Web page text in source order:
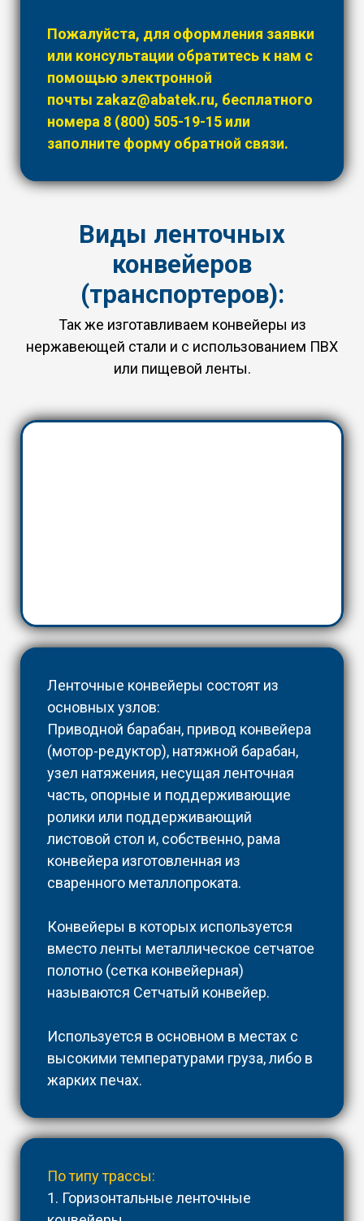
Пожалуйста, для оформления заявки
или консультации обратитесь к нам с
помощью электронной
почты zakaz@abatek.ru, бесплатного
номера 8 (800) 505-19-15 или
заполните форму обратной связи.
Виды ленточных
конвейеров
(транспортеров):
Так же изготавливаем конвейеры из
нержавеющей стали и с использованием ПВХ
или пищевой ленты.
Ленточные конвейеры состоят из
основных узлов:
Приводной барабан, привод конвейера
(мотор-редуктор), натяжной барабан,
узел натяжения, несущая ленточная
часть, опорные и поддерживающие
ролики или поддерживающий
листовой стол и, собственно, рама
конвейера изготовленная из
сваренного металлопроката.
Конвейеры в которых используется
вместо ленты металлическое сетчатое
полотно (сетка конвейерная)
называются Сетчатый конвейер.
Используется в основном в местах с
высокими температурами груза, либо в
жарких печах.
По типу трассы:
1. Горизонтальные ленточные